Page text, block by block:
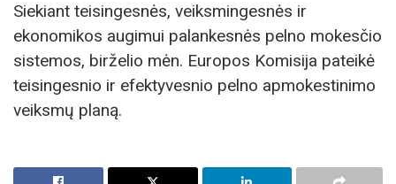
Siekiant teisingesnės, veiksmingesnės ir
ekonomikos augimui palankesnės pelno mokesčio
sistemos, birželio mėn. Europos Komisija pateikė
teisingesnio ir efektyvesnio pelno apmokestinimo
veiksmų planą.